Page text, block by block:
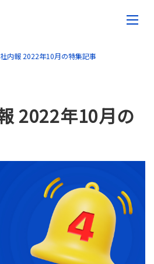
社内報 2022年10月の特集記事
2022年10月の